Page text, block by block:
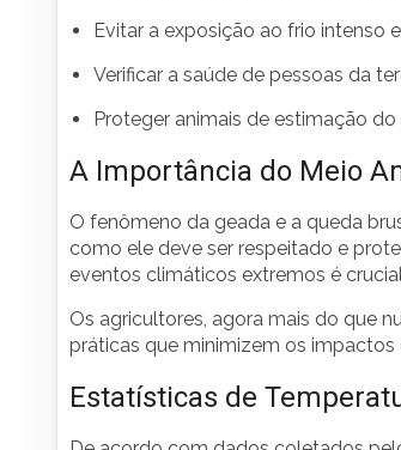
Evitar a exposição ao frio intenso
Verificar a saúde de pessoas da
Proteger animais de estimação
A Importância do Meio
O fenômeno da geada e a queda
como ele deve ser respeitado e
eventos climáticos extremos é
Os agricultores, agora mais do que
práticas que minimizem os impactos
Estatísticas de